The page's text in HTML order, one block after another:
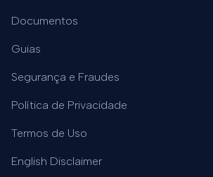
Documentos
Guias
Segurança e Fraudes
Política de Privacidade
Termos de Uso
English Disclaimer